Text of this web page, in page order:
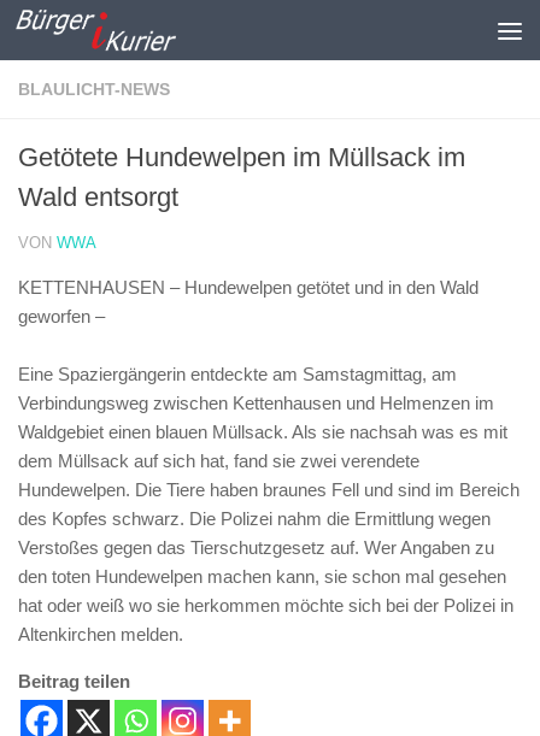
Zum Inhalt springen
BLAULICHT-NEWS
Getötete Hundewelpen im Müllsack im
Wald entsorgt
VON WWA
KETTENHAUSEN – Hundewelpen getötet und in den Wald
geworfen –
Eine Spaziergängerin entdeckte am Samstagmittag, am
Verbindungsweg zwischen Kettenhausen und Helmenzen im
Waldgebiet einen blauen Müllsack. Als sie nachsah was es mit
dem Müllsack auf sich hat, fand sie zwei verendete
Hundewelpen. Die Tiere haben braunes Fell und sind im Bereich
des Kopfes schwarz. Die Polizei nahm die Ermittlung wegen
Verstoßes gegen das Tierschutzgesetz auf. Wer Angaben zu
den toten Hundewelpen machen kann, sie schon mal gesehen
hat oder weiß wo sie herkommen möchte sich bei der Polizei in
Altenkirchen melden.
Beitrag teilen